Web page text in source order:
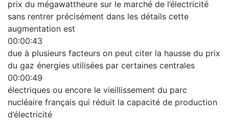
prix du mégawattheure sur le marché de l’électricité
sans rentrer précisément dans les détails cette
augmentation est
00:00:43
due à plusieurs facteurs on peut citer la hausse du prix
du gaz énergies utilisées par certaines centrales
00:00:49
électriques ou encore le vieillissement du parc
nucléaire français qui réduit la capacité de production
d’électricité